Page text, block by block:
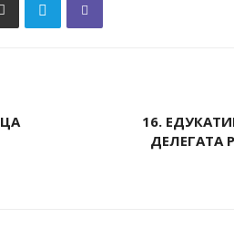
16.
ДЕЛЕГАТА